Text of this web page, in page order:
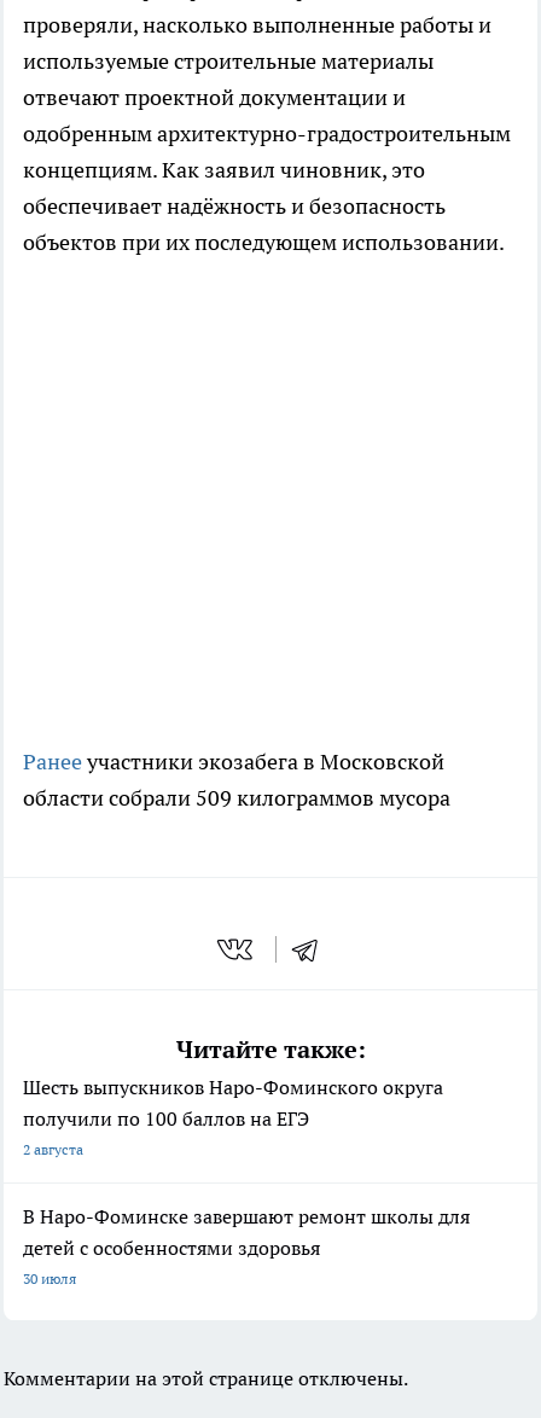
проверяли, насколько выполненные работы и
используемые строительные материалы
отвечают проектной документации и
одобренным архитектурно-градостроительным
концепциям. Как заявил чиновник, это
обеспечивает надёжность и безопасность
объектов при их последующем использовании.
Ранееучастники экозабега в Московской
области собрали 509 килограммов мусора
Читайте также:
Шесть выпускников Наро-Фоминского округа
получили по 100 баллов на ЕГЭ
2 августа
В Наро-Фоминске завершают ремонт школы для
детей с особенностями здоровья
30 июля
Комментарии на этой странице отключены.